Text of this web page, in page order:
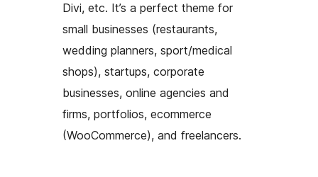
Divi, etc. It’s a perfect theme for
small businesses (restaurants,
wedding planners, sport/medical
shops), startups, corporate
businesses, online agencies and
firms, portfolios, ecommerce
(WooCommerce), and freelancers.